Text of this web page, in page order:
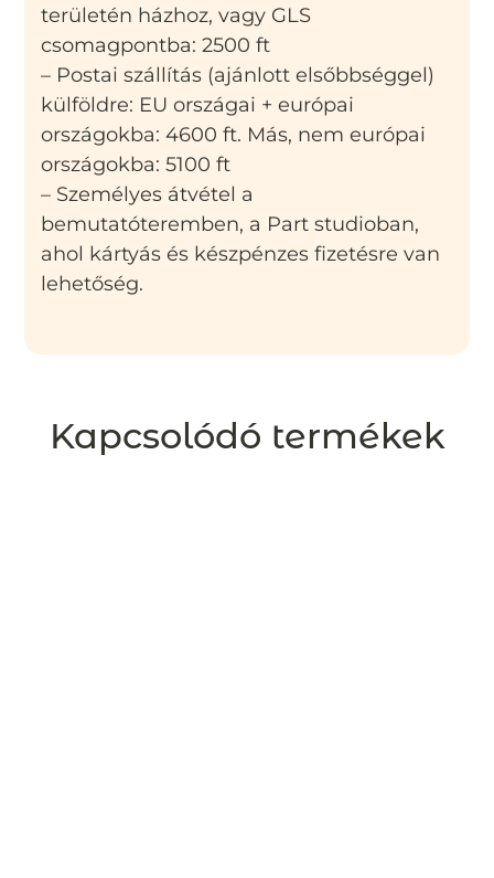
területén házhoz, vagy GLS
csomagpontba: 2500 ft
– Postai szállítás (ajánlott elsőbbséggel)
külföldre: EU országai + európai
országokba: 4600 ft. Más, nem európai
országokba: 5100 ft
– Személyes átvétel a
bemutatóteremben, a Part studioban,
ahol kártyás és készpénzes fizetésre van
lehetőség.
Kapcsolódó termékek